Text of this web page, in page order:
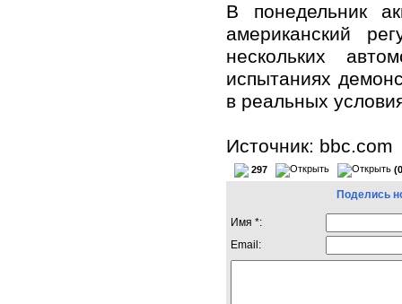
В понедельник
американский
нескольких
испытаниях
в реальных
Источник: bbc.com
297
Поделись
Имя *:
Email: